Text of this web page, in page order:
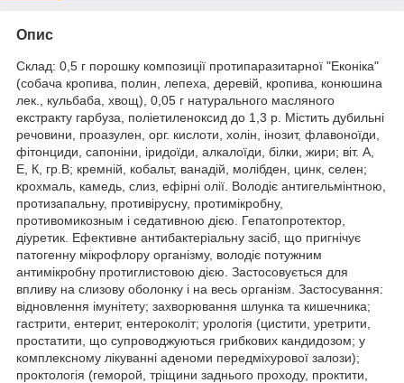
Опис
Склад: 0,5 г порошку композиції протипаразитарної "Еконіка"
(собача кропива, полин, лепеха, деревій, кропива, конюшина
лек., кульбаба, хвощ), 0,05 г натурального масляного
екстракту гарбуза, поліетиленоксид до 1,3 р. Містить дубильні
речовини, проазулен, орг. кислоти, холін, інозит, флавоноїди,
фітонциди, сапоніни, іридоїди, алкалоїди, білки, жири; віт. А,
Е, К, гр.В; кремній, кобальт, ванадій, молібден, цинк, селен;
крохмаль, камедь, слиз, ефірні олії. Володіє антигельмінтною,
протизапальну, противірусну, протимікробну,
противомикозным і седативною дією. Гепатопротектор,
діуретик. Ефективне антибактеріальну засіб, що пригнічує
патогенну мікрофлору організму, володіє потужним
антимікробну протиглистовою дією. Застосовується для
впливу на слизову оболонку і на весь організм. Застосування:
відновлення імунітету; захворювання шлунка та кишечника;
гастрити, ентерит, ентероколіт; урологія (цистити, уретрити,
простатити, що супроводжуються грибкових кандидозом; у
комплексному лікуванні аденоми передміхурової залози);
проктологія (геморой, тріщини заднього проходу, проктити,